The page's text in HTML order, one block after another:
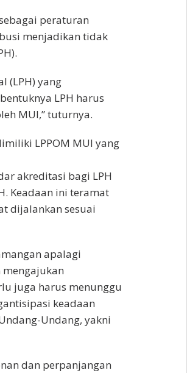
peraturan
menjadikan tidak
(LPH) yang
LPH harus
MUI,” tuturnya.
LPPOM MUI yang
akreditasi bagi LPH
Keadaan ini teramat
dijalankan sesuai
apalagi
juga harus menunggu
keadaan
Undang, yakni
dan perpanjangan